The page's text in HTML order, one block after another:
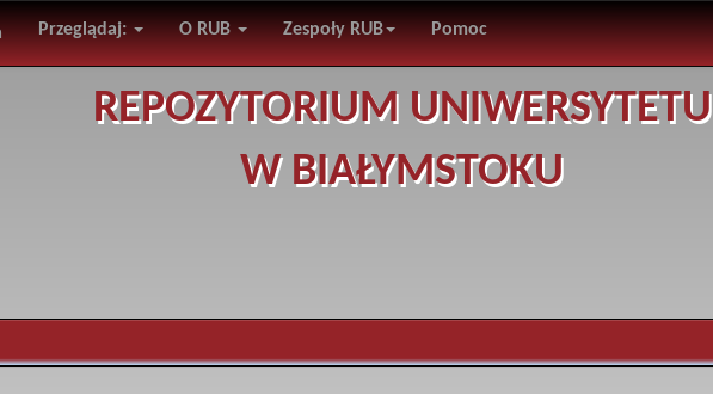
Przeglądaj: O RUB Zespoły RUB Pomoc
REPOZYTORIUM UNIWERSYTETU
W BIAŁYMSTOKU